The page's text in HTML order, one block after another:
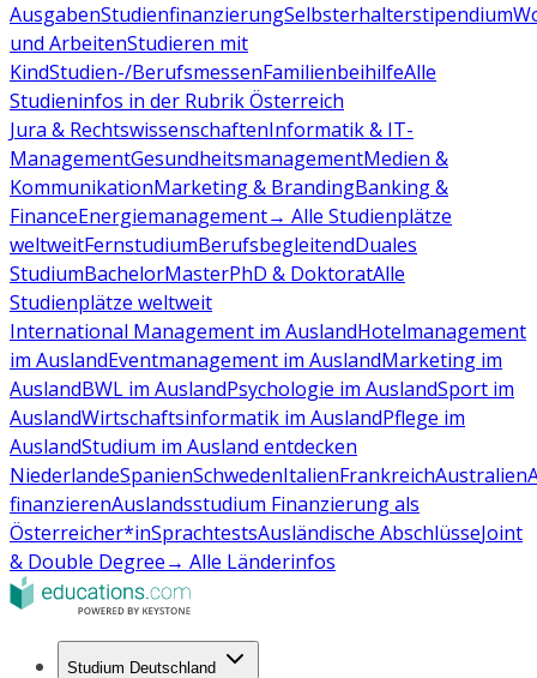
AusgabenStudienfinanzierungSelbsterhalterstipendium
und ArbeitenStudieren mit
KindStudien-/BerufsmessenFamilienbeihilfeAlle
Studieninfos in der Rubrik Österreich
Jura & RechtswissenschaftenInformatik & IT-
ManagementGesundheitsmanagementMedien &
KommunikationMarketing & BrandingBanking &
FinanceEnergiemanagement→ Alle Studienplätze
weltweitFernstudiumBerufsbegleitendDuales
StudiumBachelorMasterPhD & DoktoratAlle
Studienplätze weltweit
International Management im AuslandHotelmanagement
im AuslandEventmanagement im AuslandMarketing im
AuslandBWL im AuslandPsychologie im AuslandSport im
AuslandWirtschaftsinformatik im AuslandPflege im
AuslandStudium im Ausland entdecken
NiederlandeSpanienSchwedenItalienFrankreichAustralien
finanzierenAuslandsstudium Finanzierung als
Österreicher*inSprachtestsAusländische AbschlüsseJoint
& Double Degree→ Alle Länderinfos
Studium Deutschland